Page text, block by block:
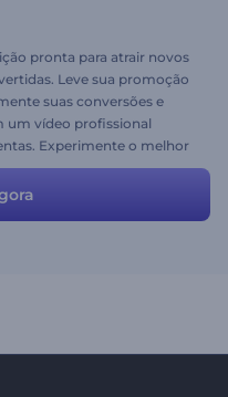
pronta para atrair novos
Leve sua promoção
suas conversões e
um vídeo profissional
Experimente o melhor